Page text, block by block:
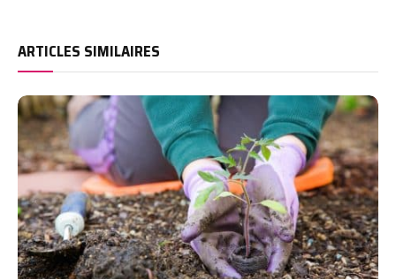
ARTICLES SIMILAIRES